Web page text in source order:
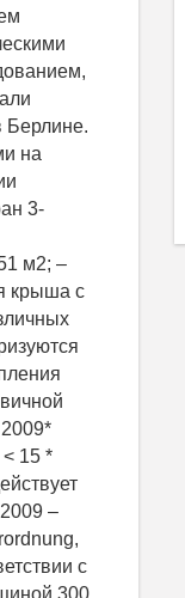
Берлине.
на
3-
м2; –
крыша с
15 *
–
с
300